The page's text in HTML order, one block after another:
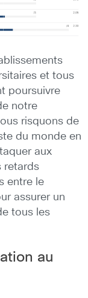
et tous
poursuivre
notre
risquons de
du monde en
aux
retards
entre le
assurer un
tous les
au